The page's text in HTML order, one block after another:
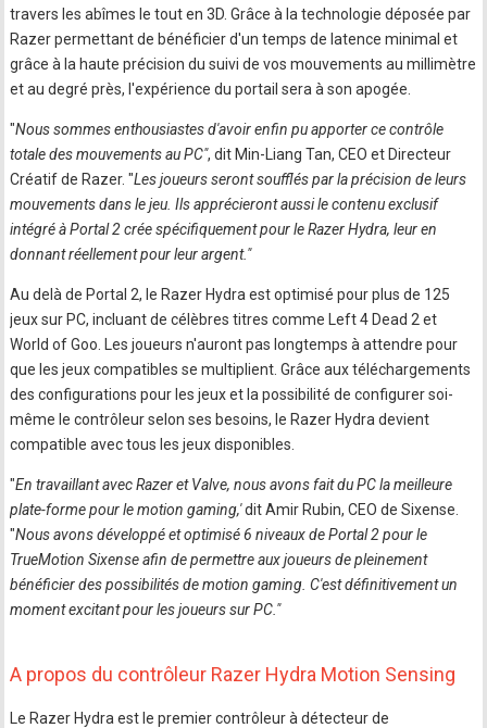
travers les abîmes le tout en 3D. Grâce à la technologie déposée par
Razer permettant de bénéficier d'un temps de latence minimal et
grâce à la haute précision du suivi de vos mouvements au millimètre
et au degré près, l'expérience du portail sera à son apogée.
"Nous sommes enthousiastes d'avoir enfin pu apporter ce contrôle
totale des mouvements au PC", dit Min-Liang Tan, CEO et Directeur
Créatif de Razer. "Les joueurs seront soufflés par la précision de leurs
mouvements dans le jeu. Ils apprécieront aussi le contenu exclusif
intégré à Portal 2 crée spécifiquement pour le Razer Hydra, leur en
donnant réellement pour leur argent."
Au delà de Portal 2, le Razer Hydra est optimisé pour plus de 125
jeux sur PC, incluant de célèbres titres comme Left 4 Dead 2 et
World of Goo. Les joueurs n'auront pas longtemps à attendre pour
que les jeux compatibles se multiplient. Grâce aux téléchargements
des configurations pour les jeux et la possibilité de configurer soi-
même le contrôleur selon ses besoins, le Razer Hydra devient
compatible avec tous les jeux disponibles.
"En travaillant avec Razer et Valve, nous avons fait du PC la meilleure
plate-forme pour le motion gaming,'dit Amir Rubin, CEO de Sixense.
"Nous avons développé et optimisé 6 niveaux de Portal 2 pour le
TrueMotion Sixense afin de permettre aux joueurs de pleinement
bénéficier des possibilités de motion gaming. C'est définitivement un
moment excitant pour les joueurs sur PC."
A propos du contrôleur Razer Hydra Motion Sensing
Le Razer Hydra est le premier contrôleur à détecteur de